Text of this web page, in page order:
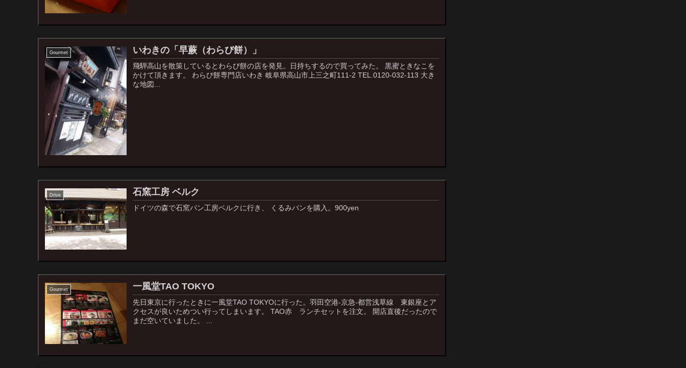
Gourmet いわきの「早蕨（わらび餅）」
飛騨高山を散策しているとわらび餅の店を発見。日持ちするので買ってみた。 黒蜜ときなこを
かけて頂きます。 わらび餅専門店いわき 岐阜県高山市上三之町111-2 TEL.0120-032-113 大き
な地図...
Drive 石窯工房 ベルク
ドイツの森で石窯パン工房ベルクに行き、 くるみパンを購入。900yen
Gourmet 一風堂TAO TOKYO
先日東京に行ったときに一風堂TAO TOKYOに行った。羽田空港-京急-都営浅草線 東銀座とア
クセスが良いためつい行ってしまいます。 TAO赤 ランチセットを注文。 開店直後だったので
まだ空いていました。 ...